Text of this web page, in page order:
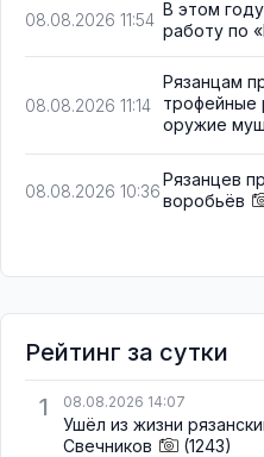
08.08.2026 11:54
В этом
работу по
08.08.2026 11:14
Рязанцам
трофейные
оружие
08.08.2026 10:36
Рязанцев
воробьёв
Рейтинг за сутки
1
08.08.2026 14:07
Ушёл из жизни
Свечников
(1243)